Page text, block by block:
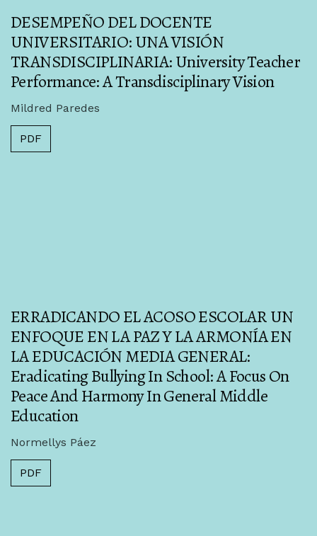
DESEMPEÑO DEL DOCENTE
UNIVERSITARIO: UNA VISIÓN
TRANSDISCIPLINARIA: University Teacher
Performance: A Transdisciplinary Vision
Mildred Paredes
PDF
ERRADICANDO EL ACOSO ESCOLAR UN
ENFOQUE EN LA PAZ Y LA ARMONÍA EN
LA EDUCACIÓN MEDIA GENERAL:
Eradicating Bullying In School: A Focus On
Peace And Harmony In General Middle
Education
Normellys Páez
PDF